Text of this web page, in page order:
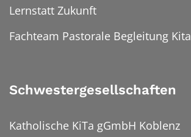
Lernstatt Zukunft
Fachteam Pastorale Begleitung Kita
Schwestergesellschaften
Katholische KiTa gGmbH Koblenz